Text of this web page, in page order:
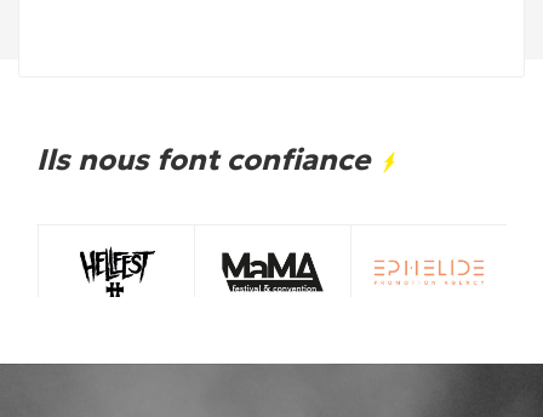
Ils nous font confiance